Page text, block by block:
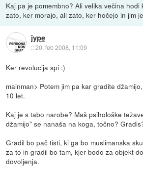
Kaj pa je pomembno? Ali velika večina
zato, ker morajo, ali zato, ker hočejo in jim
jype
::20. feb 2008, 11:09
Ker revolucija spi :)
mainman> Potem jim pa kar gradite
10 let.
Kaj je s tabo narobe? Maš psihološke
džamijo" se nanaša na koga, točno?
Gradil bo pač tisti, ki ga bo muslimanska
za to in gradil bo tam, kjer bodo za objekt
dovoljenja.